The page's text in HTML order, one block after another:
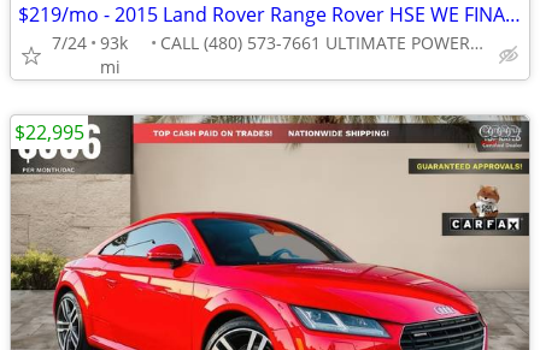
$219/mo - 2015 Land Rover Range Rover HSE WE FINANCE ALL CREDIT! DRIVE
7/24 93k
mi
CALL (480) 573-7661 ULTIMATE POWERSPORTS
$22,995